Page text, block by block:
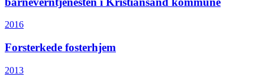
2016
Forsterkede fosterhjem
2013